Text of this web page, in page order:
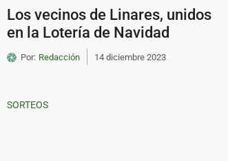
Los vecinos de Linares, unidos
en la Lotería de Navidad
Por: Redacción 14 diciembre 2023
SORTEOS